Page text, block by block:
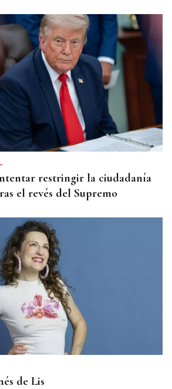
restringir la ciudadanía
el revés del Supremo
de Lis